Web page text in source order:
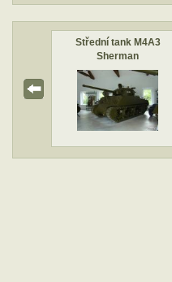
Střední tank M4A3
Sherman